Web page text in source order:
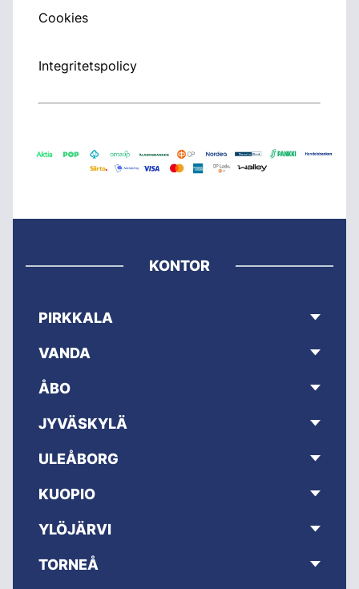
Cookies
Integritetspolicy
KONTOR
PIRKKALA
VANDA
ÅBO
JYVÄSKYLÄ
ULEÅBORG
KUOPIO
YLÖJÄRVI
TORNEÅ